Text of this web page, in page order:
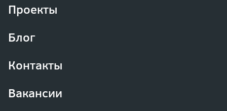
Проекты
Блог
Контакты
Вакансии